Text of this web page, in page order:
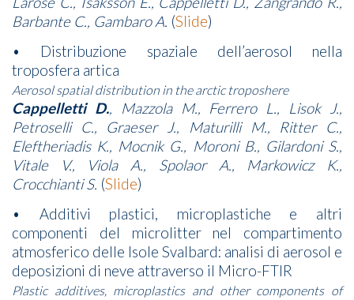
Barbante C., Gambaro A. (Slide)
• Distribuzione spaziale dell’aerosol nella
troposfera artica
Aerosol spatial distribution in the arctic troposhere
Cappelletti D., Mazzola M., Ferrero L., Lisok J.,
Petroselli C., Graeser J., Maturilli M., Ritter C.,
Eleftheriadis K., Mocnik G., Moroni B., Gilardoni S.,
Vitale V., Viola A., Spolaor A., Markowicz K.,
Crocchianti S. (Slide)
• Additivi plastici, microplastiche e altri
componenti del microlitter nel compartimento
atmosferico delle Isole Svalbard: analisi di aerosol e
deposizioni di neve attraverso il Micro-FTIR
Plastic additives, microplastics and other components of